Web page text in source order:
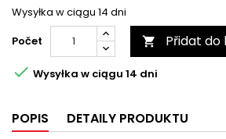
Wysyłka w ciągu 14 dni
Počet
 Přidat do
 Wysyłka w ciągu 14 dni
POPIS DETAILY PRODUKTU